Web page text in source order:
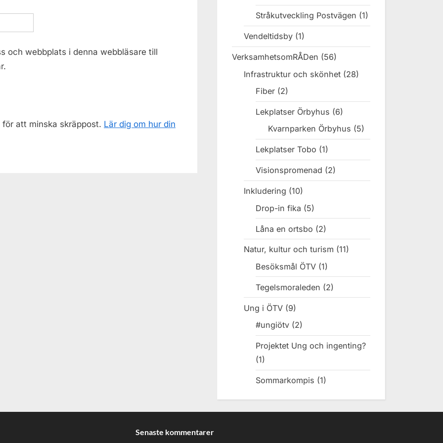
och webbplats i denna webbläsare till
att minska skräppost. Lär dig om hur din
Stråkutveckling Postvägen (1)
Vendeltidsby (1)
VerksamhetsomRÅDen (56)
Infrastruktur och skönhet (28)
Fiber (2)
Lekplatser Örbyhus (6)
Kvarnparken Örbyhus (5)
Lekplatser Tobo (1)
Visionspromenad (2)
Inkludering (10)
Drop-in fika (5)
Låna en ortsbo (2)
Natur, kultur och turism (11)
Besöksmål ÖTV (1)
Tegelsmoraleden (2)
Ung i ÖTV (9)
#ungiötv (2)
Projektet Ung och ingenting?
(1)
Sommarkompis (1)
Senaste kommentarer